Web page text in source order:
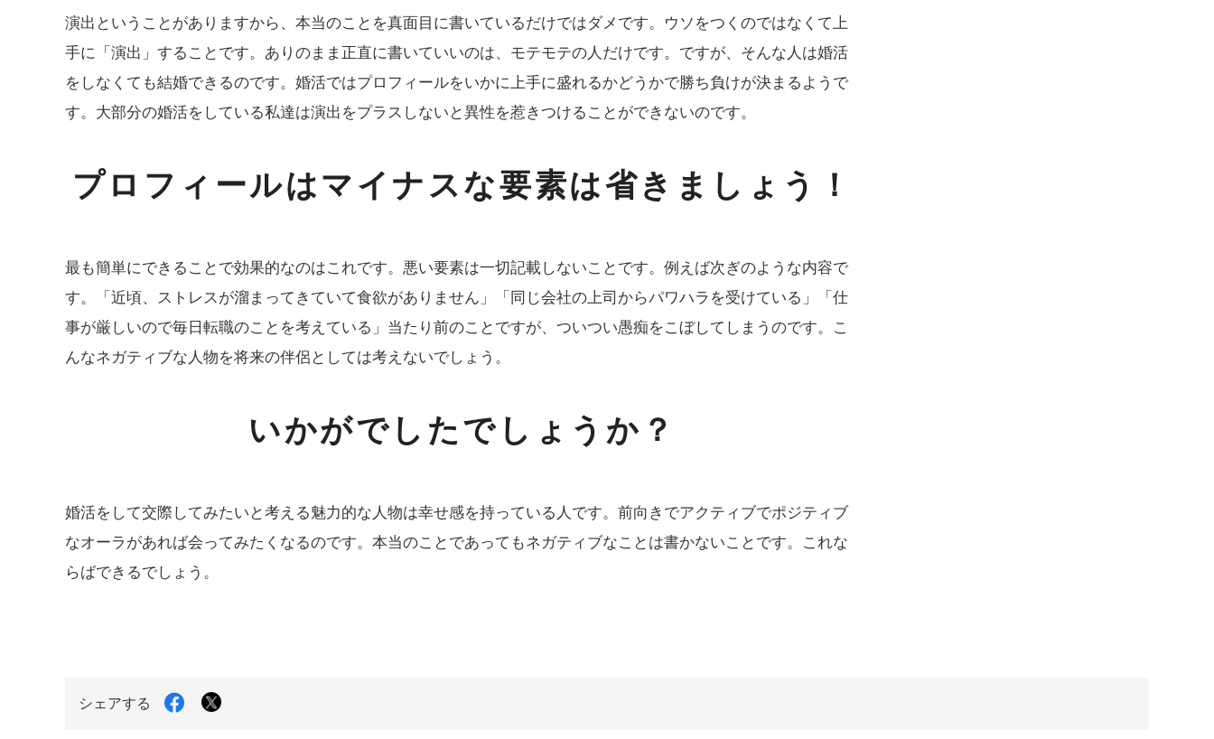
演出ということがありますから、本当のことを真面目に書いているだけではダメです。ウソをつくのではなくて上
手に「演出」することです。ありのまま正直に書いていいのは、モテモテの人だけです。ですが、そんな人は婚活
をしなくても結婚できるのです。婚活ではプロフィールをいかに上手に盛れるかどうかで勝ち負けが決まるようで
す。大部分の婚活をしている私達は演出をプラスしないと異性を惹きつけることができないのです。
プロフィールはマイナスな要素は省きましょう！
最も簡単にできることで効果的なのはこれです。悪い要素は一切記載しないことです。例えば次ぎのような内容で
す。「近頃、ストレスが溜まってきていて食欲がありません」「同じ会社の上司からパワハラを受けている」「仕
事が厳しいので毎日転職のことを考えている」当たり前のことですが、ついつい愚痴をこぼしてしまうのです。こ
んなネガティブな人物を将来の伴侶としては考えないでしょう。
いかがでしたでしょうか？
婚活をして交際してみたいと考える魅力的な人物は幸せ感を持っている人です。前向きでアクティブでポジティブ
なオーラがあれば会ってみたくなるのです。本当のことであってもネガティブなことは書かないことです。これな
らばできるでしょう。
シェアする
Facebook
X